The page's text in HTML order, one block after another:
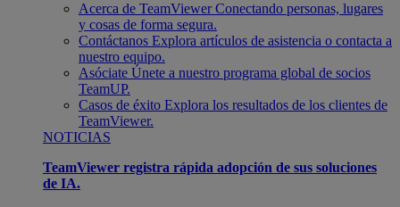
Acerca de TeamViewer Conectando personas, lugares
y cosas de forma segura.
Contáctanos Explora artículos de asistencia o contacta a
nuestro equipo.
Asóciate Únete a nuestro programa global de socios
TeamUP.
Casos de éxito Explora los resultados de los clientes de
TeamViewer.
NOTICIAS
TeamViewer registra rápida adopción de sus soluciones
de IA.